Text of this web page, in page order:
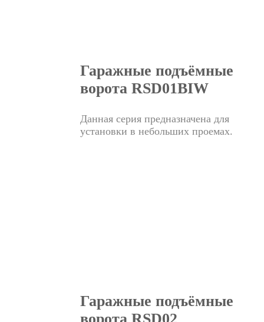
Гаражные подъёмные
ворота RSD01BIW
Данная серия предназначена для
установки в небольших проемах.
Гаражные подъёмные